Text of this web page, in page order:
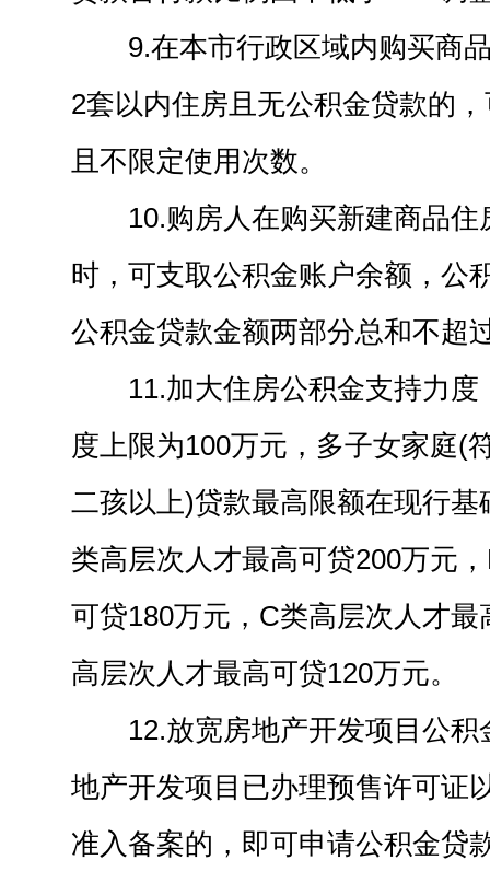
9.在本市行政区域内购买商
2套以内住房且无公积金贷款的
且不限定使用次数。
10.购房人在购买新建商品
时，可支取公积金账户余额，公
公积金贷款金额两部分总和不超
11.加大住房公积金支持力
度上限为100万元，多子女家庭(
二孩以上)贷款最高限额在现行基
类高层次人才最高可贷200万元
可贷180万元，C类高层次人才
高层次人才最高可贷120万元。
12.放宽房地产开发项目公
地产开发项目已办理预售许可证
准入备案的，即可申请公积金贷